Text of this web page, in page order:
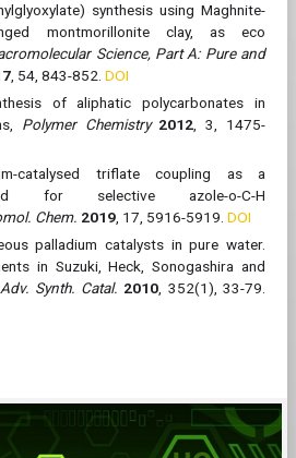
synthesis using Maghnite-​
montmorillonite clay, as eco​
Science, Part A: Pure and
, 54, 843-852. DOI
of aliphatic polycarbonates in
Polymer Chemistry 2012 , 3, 1475-
​catalysed triflate coupling as a
for selective azole-​o-​C-​H
Chem. 2019 , 17, 5916-5919. DOI
palladium catalysts in pure water.
in Suzuki, Heck, Sonogashira and
Adv. Synth. Catal. 2010 , 352(1), 33-79.